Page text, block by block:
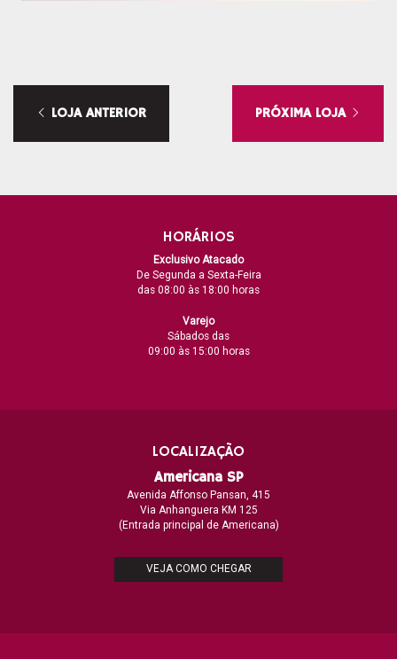
PRÓXIMA LOJA
LOJA ANTERIOR
HORÁRIOS
Exclusivo Atacado
De Segunda a Sexta-Feira
das 08:00 às 18:00 horas
Varejo
Sábados das
09:00 às 15:00 horas
LOCALIZAÇÃO
Americana SP
Avenida Affonso Pansan, 415
Via Anhanguera KM 125
(Entrada principal de Americana)
VEJA COMO CHEGAR